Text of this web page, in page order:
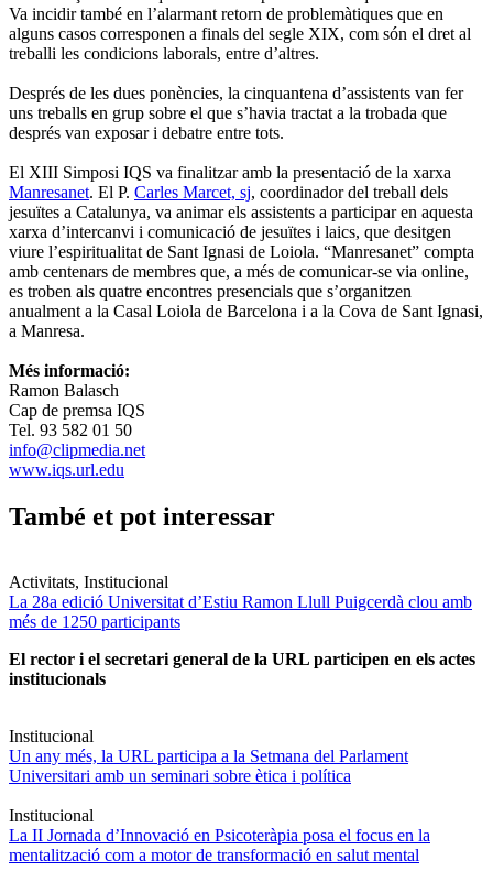
Va incidir també en l’alarmant retorn de problemàtiques que en
alguns casos corresponen a finals del segle XIX, com són el dret al
treballi les condicions laborals, entre d’altres.
Després de les dues ponències, la cinquantena d’assistents van fer
uns treballs en grup sobre el que s’havia tractat a la trobada que
després van exposar i debatre entre tots.
El XIII Simposi IQS va finalitzar amb la presentació de la xarxa
Manresanet. El P. Carles Marcet, sj, coordinador del treball dels
jesuïtes a Catalunya, va animar els assistents a participar en aquesta
xarxa d’intercanvi i comunicació de jesuïtes i laics, que desitgen
viure l’espiritualitat de Sant Ignasi de Loiola. “Manresanet” compta
amb centenars de membres que, a més de comunicar-se via online,
es troben als quatre encontres presencials que s’organitzen
anualment a la Casal Loiola de Barcelona i a la Cova de Sant Ignasi,
a Manresa.
Més informació:
Ramon Balasch
Cap de premsa IQS
Tel. 93 582 01 50
info@clipmedia.net
www.iqs.url.edu
També et pot interessar
Activitats, Institucional
La 28a edició Universitat d’Estiu Ramon Llull Puigcerdà clou amb
més de 1250 participants
El rector i el secretari general de la URL participen en els actes
institucionals
Institucional
Un any més, la URL participa a la Setmana del Parlament
Universitari amb un seminari sobre ètica i política
Institucional
La II Jornada d’Innovació en Psicoteràpia posa el focus en la
mentalització com a motor de transformació en salut mental